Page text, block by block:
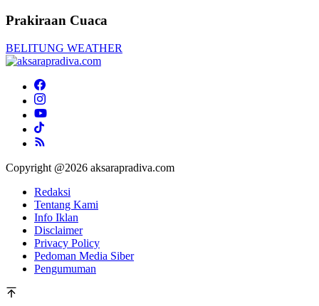
Prakiraan Cuaca
BELITUNG WEATHER
Copyright @2026 aksarapradiva.com
Redaksi
Tentang Kami
Info Iklan
Disclaimer
Privacy Policy
Pedoman Media Siber
Pengumuman